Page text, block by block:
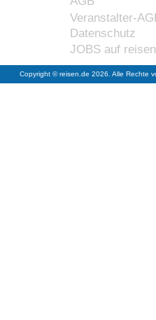
Veranstalter-
Datenschutz
JOBS auf
Copyright © reisen.de 2026. Alle Rechte